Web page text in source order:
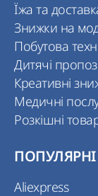
Їжа та
Знижки на
Побутова
Дитячі
Креативні
Медичні
Розкішні
Aliexpress